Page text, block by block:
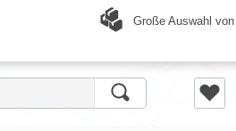
Große Auswahl